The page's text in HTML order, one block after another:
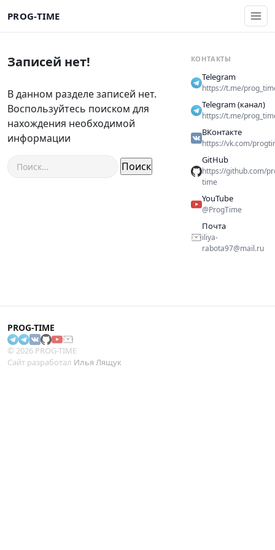
PROG-TIME
Записей нет!
В данном разделе записей нет.
Воспользуйтесь поиском для
нахождения необходимой
информации
Найти:
КОНТАКТЫ
Telegram
https://t.me/
Telegram (канал)
https://t.me/
ВКонтакте
https://vk.com/
GitHub
https://github.com/
time
YouTube
@ProgTime
Почта
iliya-
rabota97@mail.ru
PROG-TIME
© 2026 PROG-TIME
Сайт разработал Илья Лящук